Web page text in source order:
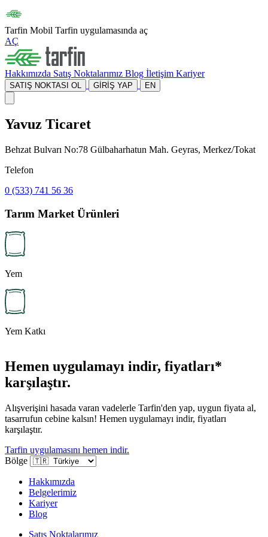
Tarfin Mobil Tarfin uygulamasında aç
AÇ
Hakkımızda Satış Noktalarımız Blog İletişim Kariyer
SATIŞ NOKTASI OL GİRİŞ YAP EN
Yavuz Ticaret
Behzat Bulvarı No:78 Gülbaharhatun Mah. Geyras, Merkez/Tokat
Telefon
0 (533) 741 56 36
Tarım Market Ürünleri
Yem
Yem Katkı
Hemen uygulamayı indir, fiyatları*
karşılaştır.
Alışverişini hasada varan vadelerle Tarfin'den yap, uygun fiyata al,
tasarrufun cebine kalsın! Hemen uygulamayı indir, fiyatları
karşılaştır.
Tarfin uygulamasını hemen indir.
Bölge
Hakkımızda
Belgelerimiz
Kariyer
Blog
Satış Noktalarımız